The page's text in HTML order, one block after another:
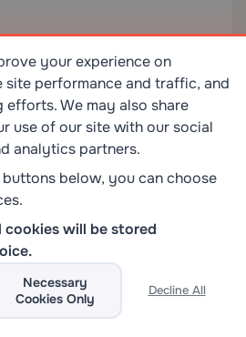
проверку перенесенного
старой учетной
загружается правильно
или ошибок PHP
страницы доступны
товаров, записи блога и
your experience on
site performance and traffic, and
We may also share
use of our site with our social
analytics partners.
below, you can choose
cookies will be stored
Necessary
Cookies Only
Decline All